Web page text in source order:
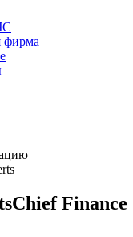
фирма
Chief